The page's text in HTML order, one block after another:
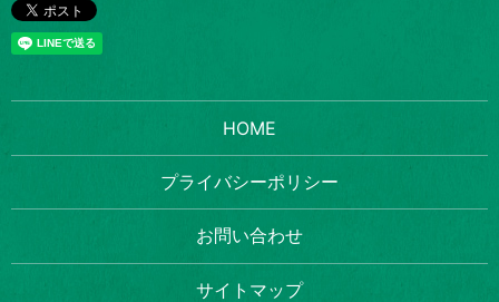
HOME
プライバシーポリシー
お問い合わせ
サイトマップ